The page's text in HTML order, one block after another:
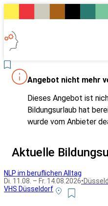
Angebot nicht mehr
Dieses Angebot ist
Bildungsurlaub hat
wurde vom Anbieter
Aktuelle
NLP im beruflichen Alltag
Di. 11.08. – Fr. 14.08.2026•
VHS Düsseldorf